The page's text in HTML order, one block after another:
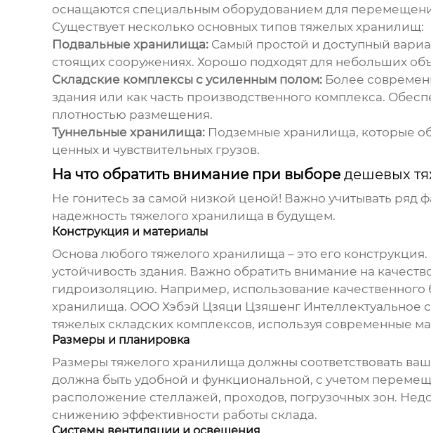
оснащаются специальным оборудованием для
Существует несколько основных типов тяжелых хранилищ:
Подвальные хранилища:Самый простой и доступный
стоящих сооружениях. Хорошо подходят для небольших
Складские комплексы с усиленным полом:Более
здания или как часть производственного комплекса.
плотностью размещения.
Туннельные хранилища:Подземные хранилища, которые
ценных и чувствительных грузов.
На что обратить внимание при выборе дешевых
Не гонитесь за самой низкой ценой! Важно учитывать ряд
надежность тяжелого хранилища в будущем.
Конструкция и материалы
Основа любого тяжелого хранилища – это его
устойчивость здания. Важно обратить внимание на
гидроизоляцию. Например, использование
хранилища. ООО Хэбэй Цзяци Цзяшенг Интеллектуальное
тяжелых складских комплексов, используя современные
Размеры и планировка
Размеры тяжелого хранилища должны соответствовать
должна быть удобной и функциональной, с учетом
расположение стеллажей, проходов, погрузочных зон.
снижению эффективности работы склада.